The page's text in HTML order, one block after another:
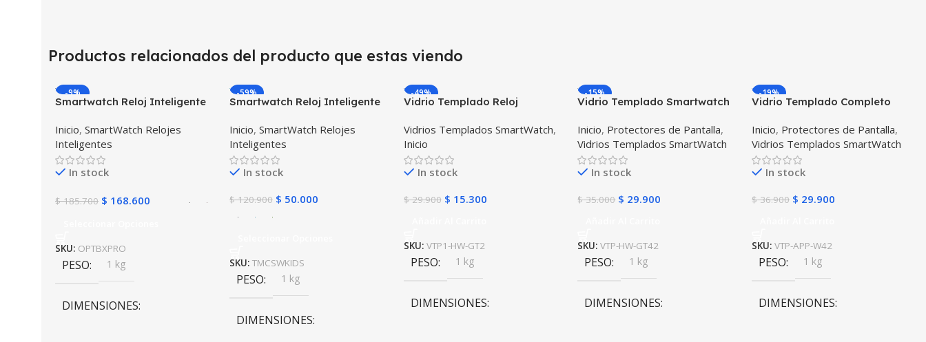
Productos relacionados del producto que estas viendo
-9%
Smartwatch Reloj Inteligente
(Smartwatch p70) Compatible
Android IOS
Inicio, SmartWatch Relojes
Inteligentes
In stock
$185.700 $ 168.600
SKU: OPTBXPRO
PESO 1 kg
DIMENSIONES
-59%
Smartwatch Reloj Inteligente
SOS
Inicio, SmartWatch Relojes
Inteligentes
In stock
$120.900 $ 50.000
SKU: TMCSWKIDS
PESO 1 kg
DIMENSIONES
-49%
Vidrio Templado Reloj
Huawei Gt2 46mm
Vidrios Templados SmartWatch,
Inicio
In stock
$29.900 $ 15.300
SKU: VTP1-HW-GT2
PESO 1 kg
DIMENSIONES
-15%
Vidrio Templado Smartwatch
Inicio, Protectores de Pantalla,
Vidrios Templados SmartWatch
In stock
$35.000 $ 29.900
SKU:VTP-HW-GT42
PESO 1 kg
DIMENSIONES
-19%
Vidrio Templado Completo
Inicio, Protectores de Pantalla,
Vidrios Templados SmartWatch
In stock
$36.900 $ 29.900
SKU:VTP-APP-W42
PESO 1 kg
DIMENSIONES